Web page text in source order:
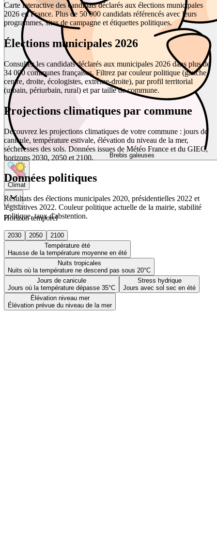
Brebis galeuses
Climat
Horizon temporel
2030 2050
2100
Température été
Hausse de la température moyenne en été
Nuits tropicales
Nuits où la température ne descend pas sous 20°C
Jours de canicule
Jours où la température dépasse 35°C
Stress hydrique
Jours avec sol sec en été
Élévation niveau mer
Élévation prévue du niveau de la mer
Carte interactive des candidats déclarés aux élections municipales
2026 en France. Plus de 50 000 candidats référencés avec leurs
programmes, sites de campagne et étiquettes politiques.
Élections municipales 2026
Consultez les candidats déclarés aux municipales 2026 dans plus de
34 000 communes françaises. Filtrez par couleur politique (gauche,
centre, droite, écologistes, extrême-droite), par profil territorial
(urbain, périurbain, rural) et par taille de commune.
Projections climatiques par commune
Découvrez les projections climatiques de votre commune : jours de
canicule, température estivale, élévation du niveau de la mer,
sécheresses des sols. Données issues de Météo France et du GIEC,
horizons 2030, 2050 et 2100.
Données politiques
Résultats des élections municipales 2020, présidentielles 2022 et
législatives 2022. Couleur politique actuelle de la mairie, stabilité
politique, taux d'abstention.